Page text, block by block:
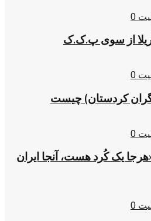
0
از سوی پ.ک.ک
0
کردستان) چیست
0
یک کُرد هست، آنجا ایران
0